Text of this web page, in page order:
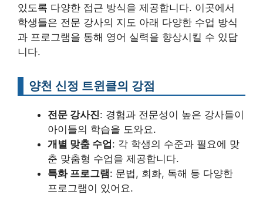
있도록 다양한 접근 방식을 제공합니다. 이곳에서
학생들은 전문 강사의 지도 아래 다양한 수업 방식
과 프로그램을 통해 영어 실력을 향상시킬 수 있답
니다.
양천 신정 트윈클의 강점
전문 강사진: 경험과 전문성이 높은 강사들이
아이들의 학습을 도와요.
개별 맞춤 수업 : 각 학생의 수준과 필요에 맞
춘 맞춤형 수업을 제공합니다.
특화 프로그램: 문법, 회화, 독해 등 다양한
프로그램이 있어요.